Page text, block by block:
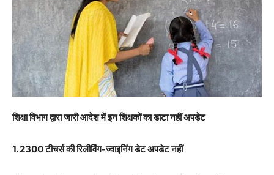
शिक्षा विभाग द्वारा जारी आदेश में इन शिक्षकों का डाटा नहीं अपडेट
1. 2300 टीचर्स की रिलीविंग-ज्वाइनिंग डेट अपडेट नहीं